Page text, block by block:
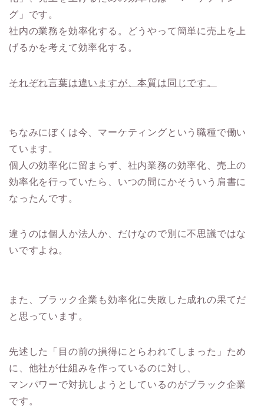
グ」です。
社内の業務を効率化する。どうやって簡単に売上を上
げるかを考えて効率化する。
それぞれ言葉は違いますが、本質は同じです。
ちなみにぼくは今、マーケティングという職種で働い
ています。
個人の効率化に留まらず、社内業務の効率化、売上の
効率化を行っていたら、いつの間にかそういう肩書に
なったんです。
違うのは個人か法人か、だけなので別に不思議ではな
いですよね。
また、ブラック企業も効率化に失敗した成れの果てだ
と思っています。
先述した「目の前の損得にとらわれてしまった」ため
に、他社が仕組みを作っているのに対し、
マンパワーで対抗しようとしているのがブラック企業
です。